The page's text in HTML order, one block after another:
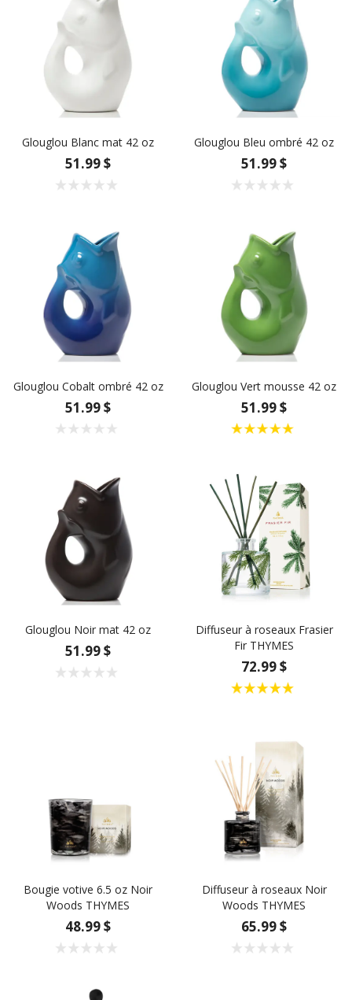
Glouglou Blanc mat 42 oz
51.99 $
Glouglou Bleu ombré 42 oz
51.99 $
Glouglou Cobalt ombré 42 oz
51.99 $
Glouglou Vert mousse 42 oz
51.99 $
Glouglou Noir mat 42 oz
51.99 $
Diffuseur à roseaux Frasier
Fir THYMES
72.99 $
Bougie votive 6.5 oz Noir
Woods THYMES
48.99 $
Diffuseur à roseaux Noir
Woods THYMES
65.99 $